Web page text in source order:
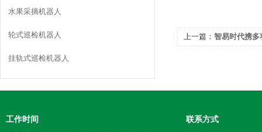
水果采摘机器人
轮式巡检机器人
挂轨式巡检机器人
上一篇： 智易时代携多
工作时间 联系方式